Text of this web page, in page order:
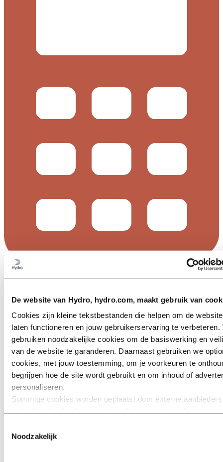
De website van Hydro, hydro.com, maakt gebruik van
Cookies zijn kleine tekstbestanden die helpen om de
laten functioneren en jouw gebruikerservaring te verbeteren.
gebruiken noodzakelijke cookies om de basiswerking en
van de website te garanderen. Daarnaast gebruiken we
cookies, met jouw toestemming, om je voorkeuren te
begrijpen hoe de site wordt gebruikt en om inhoud of
personaliseren.
Sommige cookies worden geplaatst door externe
verzamelen, combineren met andere informatie die je aan
Noodzakelijk
+32 475780252
Neem contact met ons op